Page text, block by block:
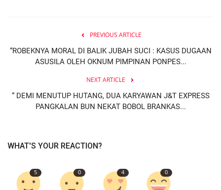
PREVIOUS ARTICLE
“ROBEKNYA MORAL DI BALIK JUBAH SUCI : KASUS DUGAAN
ASUSILA OLEH OKNUM PIMPINAN PONPES...
NEXT ARTICLE
“ DEMI MENUTUP HUTANG, DUA KARYAWAN J&T EXPRESS
PANGKALAN BUN NEKAT BOBOL BRANKAS...
WHAT'S YOUR REACTION?
5 0 4 0